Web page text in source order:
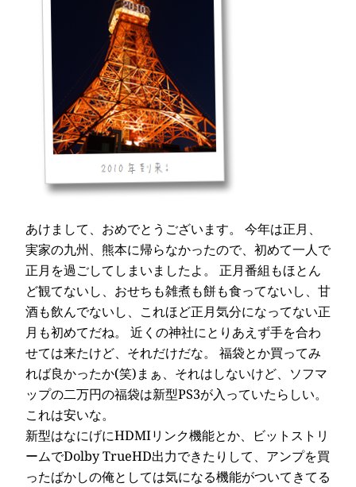
あけまして、おめでとうございます。 今年は正月、
実家の九州、熊本に帰らなかったので、初めて一人で
正月を過ごしてしまいましたよ。 正月番組もほとん
ど観てないし、おせちも雑煮も餅も食ってないし、甘
酒も飲んでないし、これほど正月気分になってない正
月も初めてだね。 近くの神社にとりあえず手を合わ
せては来たけど、それだけだな。 福袋とか買ってみ
れば良かったか(笑)まぁ、それはしないけど、ソフマ
ップの二万円の福袋は新型PS3が入っていたらしい。
これは安いな。
新型はなにげにHDMIリンク機能とか、ビットストリ
ームでDolby TrueHD出力できたりして、アンプを買
ったばかしの俺としては気になる機能がついてきてる